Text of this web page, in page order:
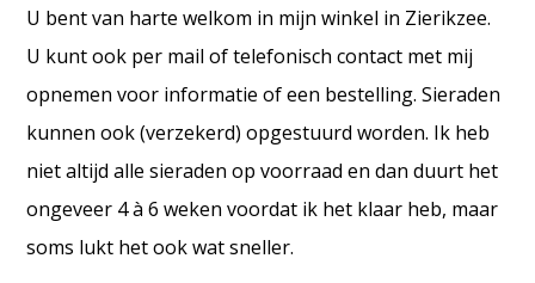
U bent van harte welkom in mijn winkel in Zierikzee.
U kunt ook per mail of telefonisch contact met mij
opnemen voor informatie of een bestelling. Sieraden
kunnen ook (verzekerd) opgestuurd worden. Ik heb
niet altijd alle sieraden op voorraad en dan duurt het
ongeveer 4 à 6 weken voordat ik het klaar heb, maar
soms lukt het ook wat sneller.